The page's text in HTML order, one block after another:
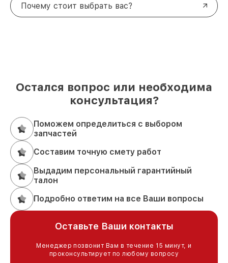
Почему стоит выбрать вас?
Остался вопрос или необходима
консультация?
Поможем определиться с выбором
запчастей
Составим точную смету работ
Выдадим персональный гарантийный
талон
Подробно ответим на все Ваши вопросы
Оставьте Ваши контакты
Менеджер позвонит Вам в течение 15 минут, и
проконсультирует по любому вопросу